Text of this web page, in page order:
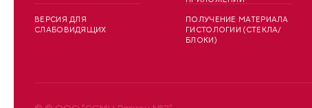
ВЕРСИЯ ДЛЯ
СЛАБОВИДЯЩИХ
ПОЛУЧЕНИЕ МАТЕРИАЛА
ГИСТОЛОГИИ (СТЕКЛА/
БЛОКИ)